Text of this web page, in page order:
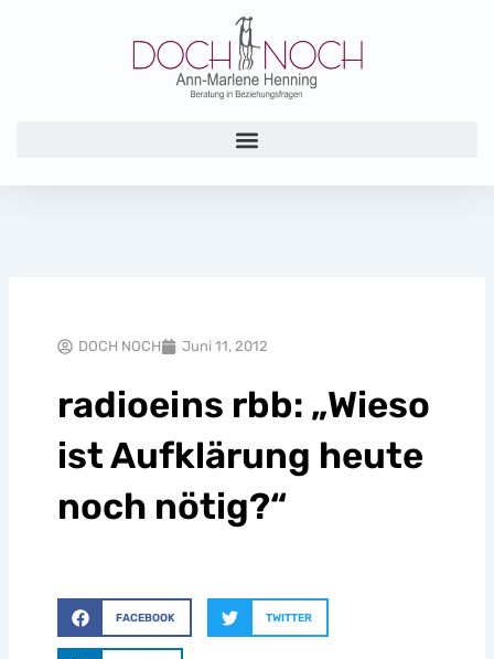
DOCH NOCH Juni 11, 2012
radioeins rbb: „Wieso
ist Aufklärung heute
noch nötig?“
FACEBOOK TWITTER